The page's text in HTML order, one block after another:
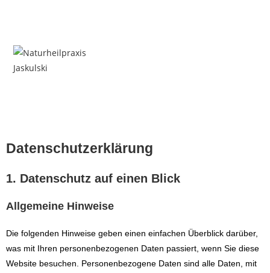
Datenschutz­erklärung
1. Datenschutz auf einen Blick
Allgemeine Hinweise
Die folgenden Hinweise geben einen einfachen Überblick darüber,
was mit Ihren personenbezogenen Daten passiert, wenn Sie diese
Website besuchen. Personenbezogene Daten sind alle Daten, mit